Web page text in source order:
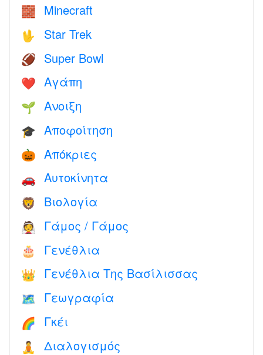
🧱 Minecraft
🖖 Star Trek
🏈 Super Bowl
❤️️ Αγάπη
🌱 Ανοιξη
🎓 Αποφοίτηση
🎃 Απόκριες
🚗 Αυτοκίνητα
🦁 Βιολογία
👰 Γάμος / Γάμος
🎂 Γενέθλια
👑 Γενέθλια Της Βασίλισσας
🗺 Γεωγραφία
🌈 Γκέι
🧘 Διαλογισμός